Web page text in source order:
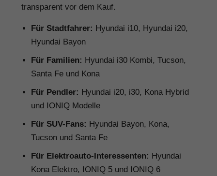
transparent vor dem Kauf.
Für Stadtfahrer: Hyundai i10, Hyundai i20,
Hyundai Bayon
Für Familien: Hyundai i30 Kombi, Tucson,
Santa Fe und Kona
Für Pendler: Hyundai i20, i30, Kona Hybrid
und IONIQ Modelle
Für SUV-Fans: Hyundai Bayon, Kona,
Tucson und Santa Fe
Für Elektroauto-Interessenten: Hyundai
Kona Elektro, IONIQ 5 und IONIQ 6